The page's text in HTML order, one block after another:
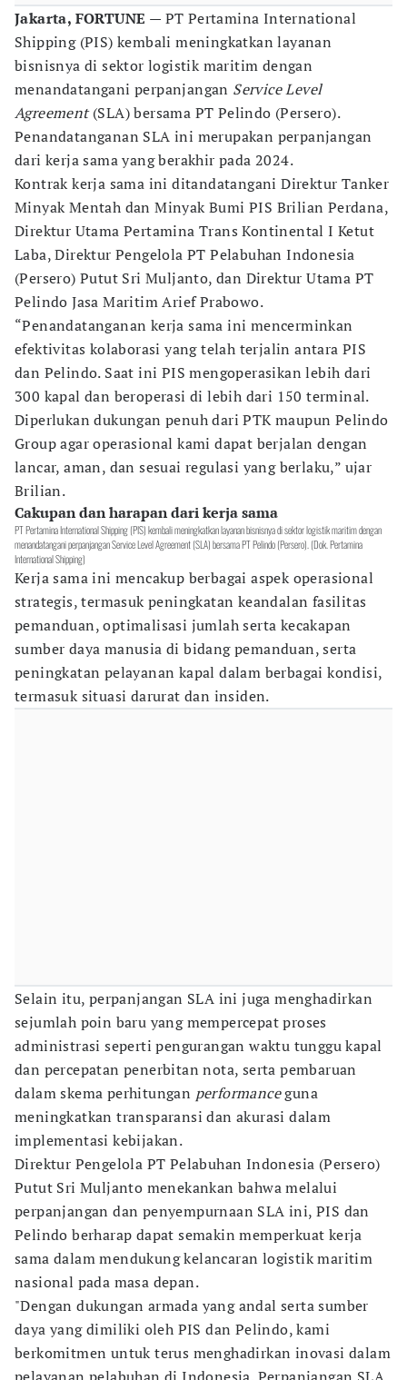
Jakarta, FORTUNE — PT Pertamina International
Shipping (PIS) kembali meningkatkan layanan
bisnisnya di sektor logistik maritim dengan
menandatangani perpanjangan Service Level
Agreement(SLA) bersama PT Pelindo (Persero).
Penandatanganan SLA ini merupakan perpanjangan
dari kerja sama yang berakhir pada 2024.
Kontrak kerja sama ini ditandatangani Direktur Tanker
Minyak Mentah dan Minyak Bumi PIS Brilian Perdana,
Direktur Utama Pertamina Trans Kontinental I Ketut
Laba, Direktur Pengelola PT Pelabuhan Indonesia
(Persero) Putut Sri Muljanto, dan Direktur Utama PT
Pelindo Jasa Maritim Arief Prabowo.
“Penandatanganan kerja sama ini mencerminkan
efektivitas kolaborasi yang telah terjalin antara PIS
dan Pelindo. Saat ini PIS mengoperasikan lebih dari
300 kapal dan beroperasi di lebih dari 150 terminal.
Diperlukan dukungan penuh dari PTK maupun Pelindo
Group agar operasional kami dapat berjalan dengan
lancar, aman, dan sesuai regulasi yang berlaku,” ujar
Brilian.
Cakupan dan harapan dari kerja sama
PT Pertamina International Shipping (PIS) kembali meningkatkan layanan bisnisnya di sektor logistik maritim dengan
menandatangani perpanjangan Service Level Agreement (SLA) bersama PT Pelindo (Persero). (Dok. Pertamina
International Shipping)
Kerja sama ini mencakup berbagai aspek operasional
strategis, termasuk peningkatan keandalan fasilitas
pemanduan, optimalisasi jumlah serta kecakapan
sumber daya manusia di bidang pemanduan, serta
peningkatan pelayanan kapal dalam berbagai kondisi,
termasuk situasi darurat dan insiden.
Selain itu, perpanjangan SLA ini juga menghadirkan
sejumlah poin baru yang mempercepat proses
administrasi seperti pengurangan waktu tunggu kapal
dan percepatan penerbitan nota, serta pembaruan
dalam skema perhitungan performanceguna
meningkatkan transparansi dan akurasi dalam
implementasi kebijakan.
Direktur Pengelola PT Pelabuhan Indonesia (Persero)
Putut Sri Muljanto menekankan bahwa melalui
perpanjangan dan penyempurnaan SLA ini, PIS dan
Pelindo berharap dapat semakin memperkuat kerja
sama dalam mendukung kelancaran logistik maritim
nasional pada masa depan.
"Dengan dukungan armada yang andal serta sumber
daya yang dimiliki oleh PIS dan Pelindo, kami
berkomitmen untuk terus menghadirkan inovasi dalam